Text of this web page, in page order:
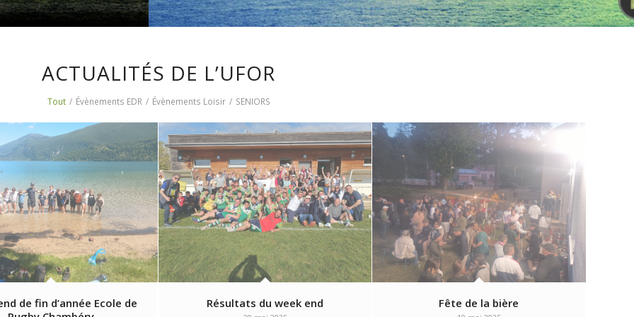
ACTUALITÉS DE L’UFOR
Tout / Évènements EDR / Évènements Loisir / SENIORS
de fin d’année Ecole de
Résultats du week end Fête de la bière